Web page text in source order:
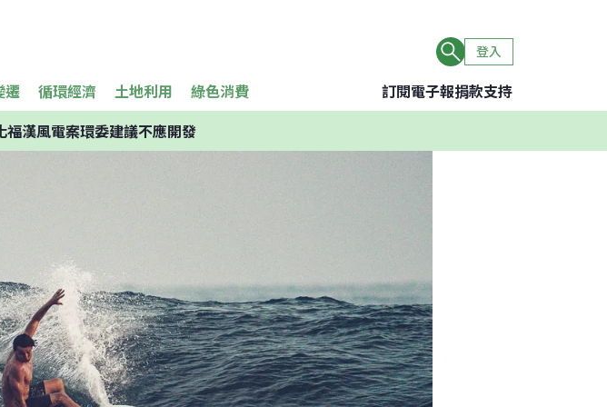
登入
遷 循環經濟 土地利用 綠色消費 訂閱電子報捐款支持
漢風電案環委建議不應開發